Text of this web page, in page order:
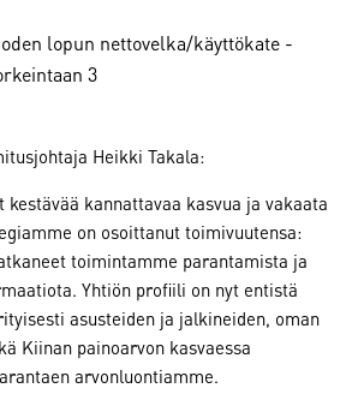
lopun nettovelka/käyttökate -
3
Heikki Takala:
kestävää kannattavaa kasvua ja vakaata
on osoittanut toimivuutensa:
toimintamme parantamista ja
Yhtiön profiili on nyt entistä
asusteiden ja jalkineiden, oman
Kiinan painoarvon kasvaessa
arvonluontiamme.